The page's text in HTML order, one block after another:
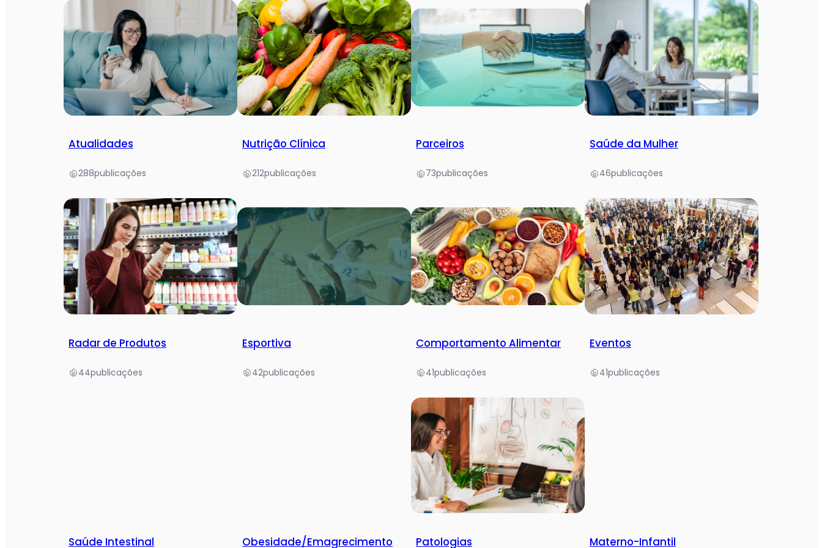
Atualidades
288publicações
Nutrição Clínica
212publicações
Parceiros
73publicações
Saúde da Mulher
46publicações
Radar de Produtos
44publicações
Esportiva
42publicações
Comportamento Alimentar
41publicações
Eventos
41publicações
Saúde Intestinal Obesidade/Emagrecimento Patologias Materno-Infantil